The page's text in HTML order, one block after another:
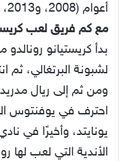
أعوام (2008، و2013، و2014، و2016، و2017).
مع كم فريق لعب
بدأ كريستيانو
لشبونة البرتغالي، ثم
ومن ثم إلى ريال
احترف في يوفنتوس
يونايتد، وأخيرًا في
الأندية التي لعب لها رونالدو